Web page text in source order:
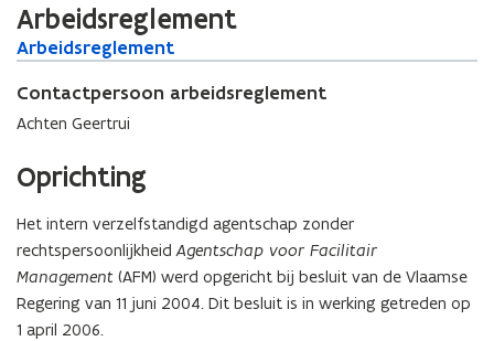
r
Arbeidsreglement
A
b
e
d
s
e
g
l
e
m
Arbeidsreglement
A
r
b
e
d
s
e
g
l
e
m
Contactpersoon arbeidsreglement
Achten Geertrui
Oprichting
Het intern verzelfstandigd agentschap zonder
rechtspersoonlijkheidAgentschap voor Facilitair
Management (AFM) werd opgericht bij besluit van de Vlaamse
Regering van 11 juni 2004. Dit besluit is in werking getreden op
1 april 2006.